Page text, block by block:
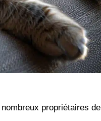
propriétaires de